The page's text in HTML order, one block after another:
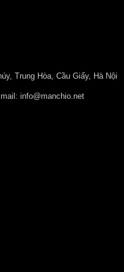
Trung Hòa, Cầu Giấy, Hà Nội
info@manchio.net